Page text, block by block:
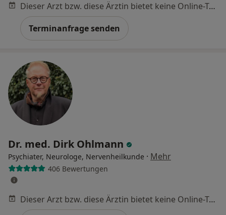
Dieser Arzt bzw. diese Ärztin bietet keine Online-Terminbuchung an diesem Standort an.
Terminanfrage senden
Dr. med. Dirk Ohlmann
Psychiater, Neurologe, Nervenheilkunde · Mehr
406 Bewertungen
Dieser Arzt bzw. diese Ärztin bietet keine Online-Terminbuchung an diesem Standort an.